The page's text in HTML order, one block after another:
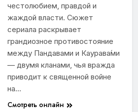
честолюбием, правдой и
жаждой власти. Сюжет
сериала раскрывает
грандиозное противостояние
между Пандавами и Каурава́ми
— двумя кланами, чья вражда
приводит к священной войне
на…
Смотреть онлайн